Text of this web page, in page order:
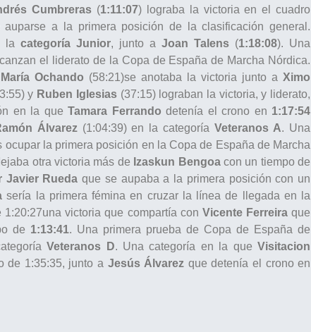
Cumbreras (1:11:07) lograba la victoria en el cuadro
a la primera posición de la clasificación general.
la categoría Junior, junto a Joan Talens (1:18:08). Una
el liderato de la Copa de España de Marcha Nórdica.
María Ochando (58:21)se anotaba la victoria junto aXimo
y Ruben Iglesias(37:15) lograban la victoria, y liderato,
en la queTamara Ferrando detenía el crono en 1:17:54
Álvarez(1:04:39) en la categoríaVeteranos A. Una
la primera posición en la Copa de España de Marcha
otra victoria más de Izaskun Bengoacon un tiempo de
Javier Rueda que se aupaba a la primera posición con un
sería la primera fémina en cruzar la línea de llegada en la
victoria que compartía con Vicente Ferreira que
de 1:13:41. Una primera prueba de Copa de España de
Veteranos D. Una categoría en la queVisitacion
de 1:35:35, junto a Jesús Álvarez que detenía el crono en